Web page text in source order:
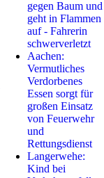
gegen Baum und
geht in Flammen
auf - Fahrerin
schwerverletzt
Aachen:
Vermutliches
Verdorbenes
Essen sorgt für
großen Einsatz
von Feuerwehr
und
Rettungsdienst
Langerwehe:
Kind bei